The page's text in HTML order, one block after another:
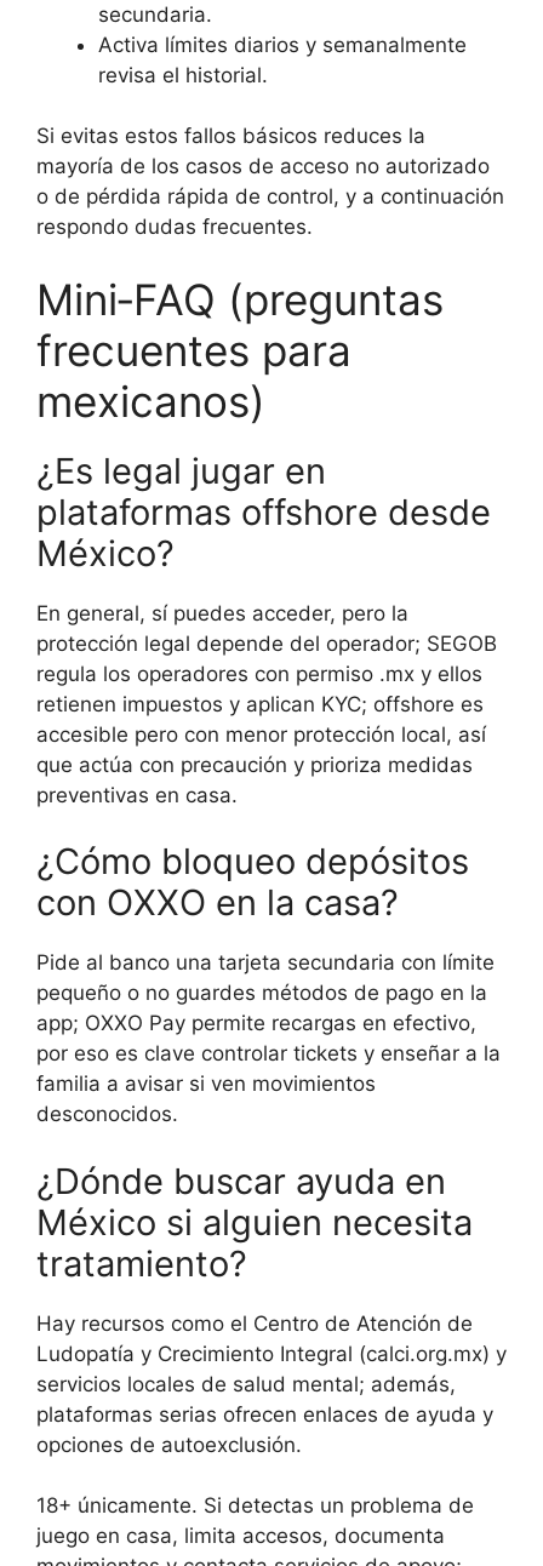
secundaria.
Activa límites diarios y semanalmente
revisa el historial.
Si evitas estos fallos básicos reduces la
mayoría de los casos de acceso no autorizado
o de pérdida rápida de control, y a continuación
respondo dudas frecuentes.
Mini‑FAQ (preguntas
frecuentes para
mexicanos)
¿Es legal jugar en
plataformas offshore desde
México?
En general, sí puedes acceder, pero la
protección legal depende del operador; SEGOB
regula los operadores con permiso .mx y ellos
retienen impuestos y aplican KYC; offshore es
accesible pero con menor protección local, así
que actúa con precaución y prioriza medidas
preventivas en casa.
¿Cómo bloqueo depósitos
con OXXO en la casa?
Pide al banco una tarjeta secundaria con límite
pequeño o no guardes métodos de pago en la
app; OXXO Pay permite recargas en efectivo,
por eso es clave controlar tickets y enseñar a la
familia a avisar si ven movimientos
desconocidos.
¿Dónde buscar ayuda en
México si alguien necesita
tratamiento?
Hay recursos como el Centro de Atención de
Ludopatía y Crecimiento Integral (calci.org.mx) y
servicios locales de salud mental; además,
plataformas serias ofrecen enlaces de ayuda y
opciones de autoexclusión.
18+ únicamente. Si detectas un problema de
juego en casa, limita accesos, documenta